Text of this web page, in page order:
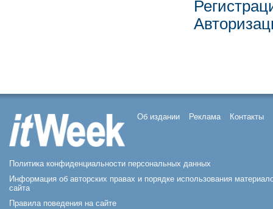
Об издании Реклама Контакты
Политика конфиденциальности персональных данных
Информация об авторских правах и порядке использования
сайта
Правила поведения на сайте